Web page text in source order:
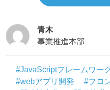
青木
事業推進本部
#JavaScriptフレームワーク
#webアプリ開発
#フロ